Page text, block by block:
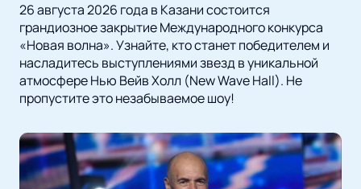
26 августа 2026 года в Казани состоится
грандиозное закрытие Международного конкурса
«Новая волна». Узнайте, кто станет победителем и
насладитесь выступлениями звезд в уникальной
атмосфере Нью Вейв Холл (New Wave Hall). Не
пропустите это незабываемое шоу!